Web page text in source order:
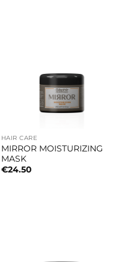
HAIR CARE
MIRROR MOISTURIZING
MASK
€24.50